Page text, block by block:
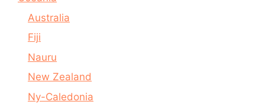
Australia
Fiji
Nauru
New Zealand
Ny-Caledonia